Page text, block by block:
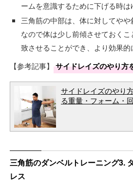
ームを意識するために下げる時は
三角筋の中部は、体に対してや
なので体は少し前傾させておく
致させることができ、より効果
【参考記事】
サイドレイズのやり方
サイドレイズのやり
る重量・フォーム・
三角筋のダンベルトレーニング3.
レス